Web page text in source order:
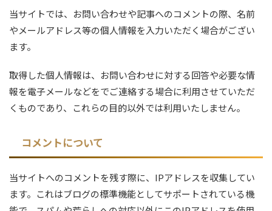
当サイトでは、お問い合わせや記事へのコメントの際、名前
やメールアドレス等の個人情報を入力いただく場合がござい
ます。
取得した個人情報は、お問い合わせに対する回答や必要な情
報を電子メールなどをでご連絡する場合に利用させていただ
くものであり、これらの目的以外では利用いたしません。
コメントについて
当サイトへのコメントを残す際に、IPアドレスを収集してい
ます。これはブログの標準機能としてサポートされている機